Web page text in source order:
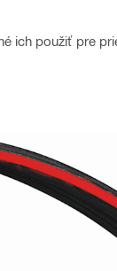
ich použiť pre